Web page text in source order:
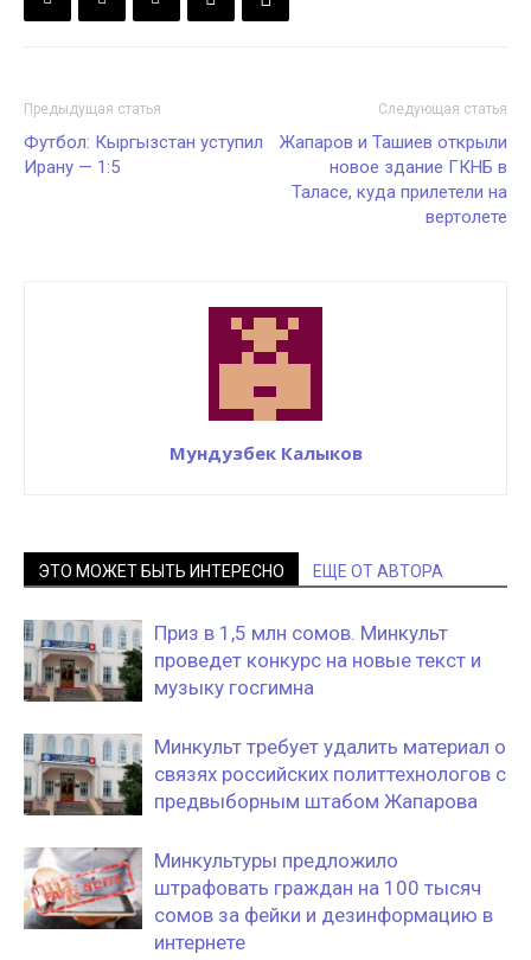
Предыдущая статья
Футбол: Кыргызстан уступил
Ирану — 1:5
Следующая статья
Жапаров и Ташиев открыли
новое здание ГКНБ в
Таласе, куда прилетели на
вертолете
Мундузбек Калыков
ЭТО МОЖЕТ БЫТЬ ИНТЕРЕСНО ЕЩЕ ОТ АВТОРА
Приз в 1,5 млн сомов. Минкульт
проведет конкурс на новые текст и
музыку госгимна
Минкульт требует удалить материал о
связях российских политтехнологов с
предвыборным штабом Жапарова
Минкультуры предложило
штрафовать граждан на 100 тысяч
сомов за фейки и дезинформацию в
интернете